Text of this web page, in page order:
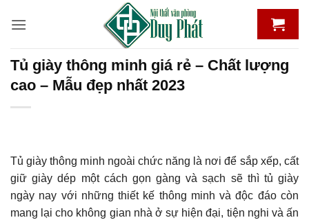
qua
dungTủ giày thông minh giá rẻ – Chất lượng
cao – Mẫu đẹp nhất 2023
Tủ giày thông minh ngoài chức năng là nơi để sắp xếp, cất
giữ giày dép một cách gọn gàng và sạch sẽ thì tủ giày
ngày nay với những thiết kế thông minh và độc đáo còn
mang lại cho không gian nhà ở sự hiện đại, tiện nghi và ấn